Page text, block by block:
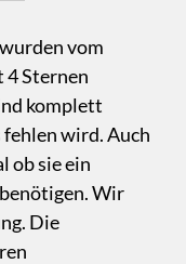
vom
4 Sternen
komplett
wird. Auch
ob sie ein
Wir
Die